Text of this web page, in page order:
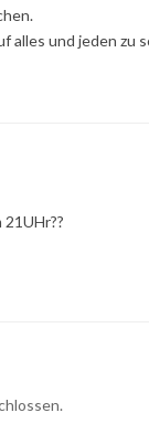
alles und jeden zu